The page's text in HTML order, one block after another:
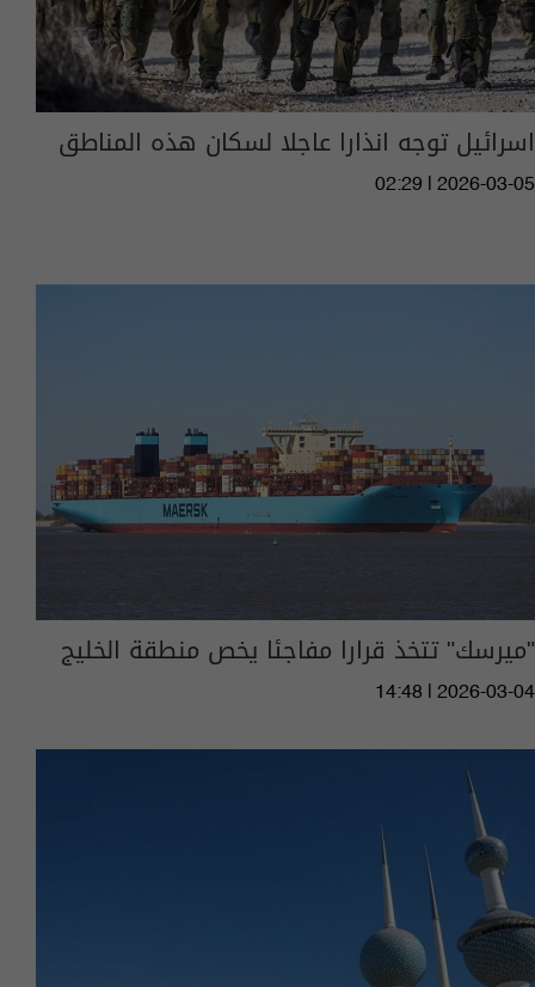
اسرائيل توجه انذارا عاجلا لسكان هذه المناطق
02:29 | 2026-03-05
"ميرسك" تتخذ قرارا مفاجئا يخص منطقة الخليج
14:48 | 2026-03-04